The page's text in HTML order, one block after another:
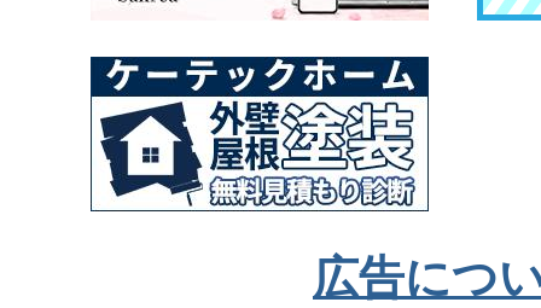
広告につ